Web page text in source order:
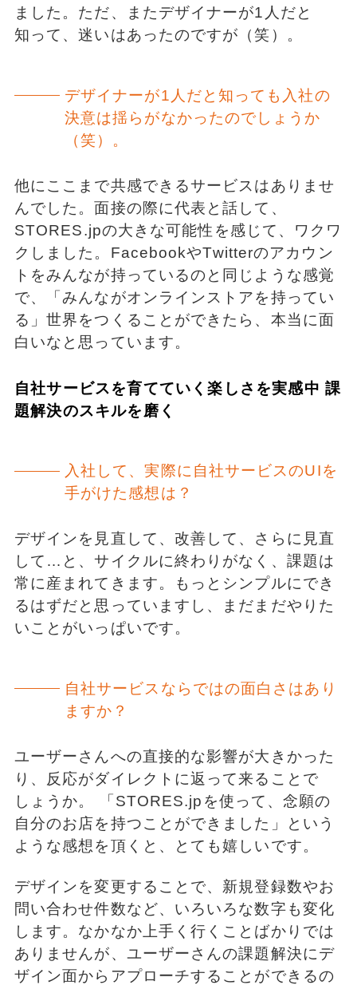
ました。ただ、またデザイナーが1人だと
知って、迷いはあったのですが（笑）。
デザイナーが1人だと知っても入社の
決意は揺らがなかったのでしょうか
（笑）。
他にここまで共感できるサービスはありませ
んでした。面接の際に代表と話して、
STORES.jpの大きな可能性を感じて、ワクワ
クしました。FacebookやTwitterのアカウン
トをみんなが持っているのと同じような感覚
で、「みんながオンラインストアを持ってい
る」世界をつくることができたら、本当に面
白いなと思っています。
自社サービスを育てていく楽しさを実感中 課
題解決のスキルを磨く
入社して、実際に自社サービスのUIを
手がけた感想は？
デザインを見直して、改善して、さらに見直
して…と、サイクルに終わりがなく、課題は
常に産まれてきます。もっとシンプルにでき
るはずだと思っていますし、まだまだやりた
いことがいっぱいです。
自社サービスならではの面白さはあり
ますか？
ユーザーさんへの直接的な影響が大きかった
り、反応がダイレクトに返って来ることで
しょうか。 「STORES.jpを使って、念願の
自分のお店を持つことができました」という
ような感想を頂くと、とても嬉しいです。
デザインを変更することで、新規登録数やお
問い合わせ件数など、いろいろな数字も変化
します。なかなか上手く行くことばかりでは
ありませんが、ユーザーさんの課題解決にデ
ザイン面からアプローチすることができるの